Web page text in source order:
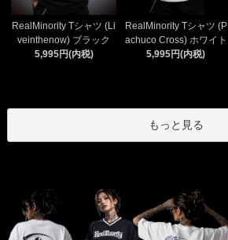
RealMinority Tシャツ (Li
veinthenow) ブラック
5,995円(内税)
RealMinority Tシャツ (P
achuco Cross) ホワイト
5,995円(内税)
もっと見る